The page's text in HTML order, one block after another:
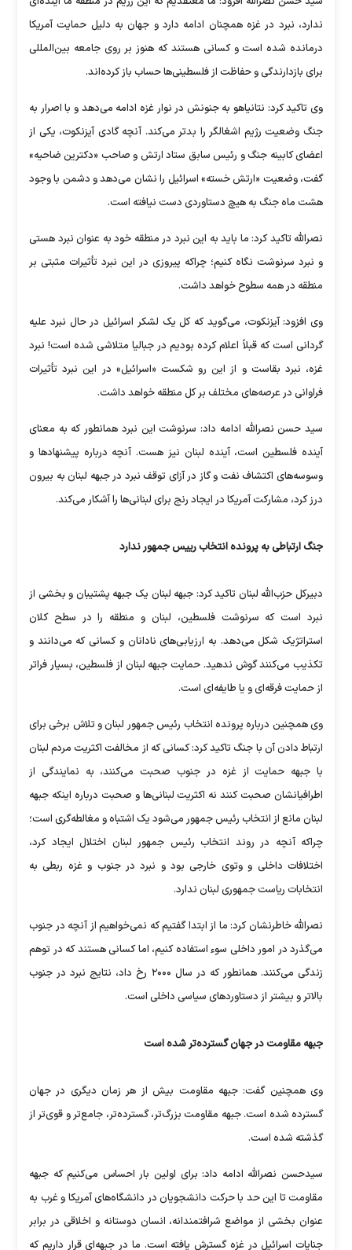
ندارد، نبرد در غزه همچنان ادامه دارد و جهان به دلیل حمایت آمریکا
درمانده شده است و کسانی هستند که هنوز بر روی جامعه بین‌المللی
برای بازدارندگی و حفاظت از فلسطینی‌ها حساب باز کرده‌اند.
وی تاکید کرد: نتانیاهو به جنونش در نوار غزه ادامه می‌دهد و با اصرار به
جنگ وضعیت رژیم اشغالگر را بدتر می‌کند. آنچه گادی آیزنکوت، یکی از
اعضای کابینه جنگ و رئیس سابق ستاد ارتش و صاحب «دکترین ضاحیه»
گفت، وضعیت «ارتش خسته» اسرائیل را نشان می‌دهد و دشمن با وجود
هشت ماه جنگ به هیچ دستاوردی دست نیافته است.
نصرالله تاکید کرد: ما باید به این نبرد در منطقه خود به عنوان نبرد هستی
و نبرد سرنوشت نگاه کنیم؛ چراکه پیروزی در این نبرد تأثیرات مثبتی بر
منطقه در همه سطوح خواهد داشت.
وی افزود: آیزنکوت، می‌گوید که کل یک لشکر اسرائیل در حال نبرد علیه
گردانی است که قبلاً اعلام کرده بودیم در جبالیا متلاشی شده است! نبرد
غزه، نبرد بقاست و از این رو شکست «اسرائیل» در این نبرد تأثیرات
فراوانی در عرصه‌های مختلف بر کل منطقه خواهد داشت.
سید حسن نصرالله ادامه داد: سرنوشت این نبرد همانطور که به معنای
آینده فلسطین است، آینده لبنان نیز هست. آنچه درباره پیشنهاد‌ها و
وسوسه‌های اکتشاف نفت و گاز در آزای توقف نبرد در جبهه لبنان به بیرون
درز کرد، مشارکت آمریکا در ایجاد رنج برای لبنانی‌ها را آشکار می‌کند.
جنگ ارتباطی به پرونده انتخاب رییس جمهور ندارد
دبیرکل حزب‌الله لبنان تاکید کرد: جبهه لبنان یک جبهه پشتیبان و بخشی از
نبرد است که سرنوشت فلسطین، لبنان و منطقه را در سطح کلان
استراتژیک شکل می‌دهد. به ارزیابی‌های نادانان و کسانی که می‌دانند و
تکذیب می‌کنند گوش ندهید. حمایت جبهه لبنان از فلسطین، بسیار فراتر
از حمایت فرقه‌ای و یا طایفه‌ای است.
وی همچنین درباره پرونده انتخاب رئیس جمهور لبنان و تلاش برخی برای
ارتباط دادن آن با جنگ تاکید کرد: کسانی که از مخالفت اکثریت مردم لبنان
با جبهه حمایت از غزه در جنوب صحبت می‌کنند، به نمایندگی از
اطرافیانشان صحبت کنند نه اکثریت لبنانی‌ها و صحبت درباره اینکه جبهه
لبنان مانع از انتخاب رئیس جمهور می‌شود یک اشتباه و مغالطه‌گری است؛
چراکه آنچه در روند انتخاب رئیس جمهور لبنان اختلال ایجاد کرد،
اختلافات داخلی و وتوی خارجی بود و نبرد در جنوب و غزه ربطی به
انتخابات ریاست جمهوری لبنان ندارد.
نصرالله خاطرنشان کرد: ما از ابتدا گفتیم که نمی‌خواهیم از آنچه در جنوب
می‌گذرد در امور داخلی سوء استفاده کنیم، اما کسانی هستند که در توهم
زندگی می‌کنند. همانطور که در سال ۲۰۰۰ رخ داد، نتایج نبرد در جنوب
بالاتر و بیشتر از دستاورد‌های سیاسی داخلی است.
جبهه مقاومت در جهان گسترده‌تر شده است
وی همچنین گفت: جبهه مقاومت بیش از هر زمان دیگری در جهان
گسترده شده است. جبهه مقاومت بزرگ‌تر، گسترده‌تر، جامع‌تر و قوی‌تر از
گذشته شده است.
سیدحسن نصرالله ادامه داد: برای اولین بار احساس می‌کنیم که جبهه
مقاومت تا این حد با حرکت دانشجویان در دانشگاه‌های آمریکا و غرب به
عنوان بخشی از مواضع شرافتمندانه، انسان دوستانه و اخلاقی در برابر
جنایات اسرائیل در غزه گسترش یافته است. ما در جبهه‌ای قرار داریم که